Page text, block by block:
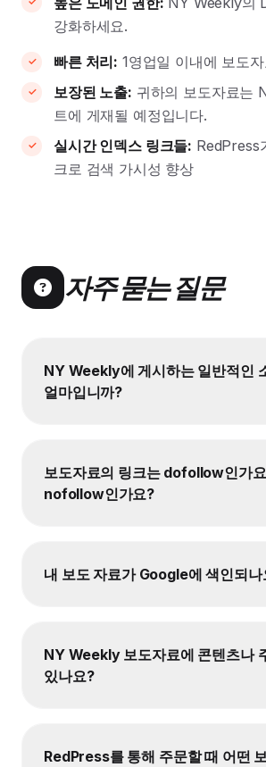
강화하세요.
빠른 처리: 1영업일 이내에 보도
보장된 노출: 귀하의 보도자료는
트에 게재될 예정입니다.
실시간 인덱스 링크들: RedPress
크로 검색 가시성 향상
자주 묻는 질문
NY Weekly에 게시하는 일반적인
얼마입니까?
보도자료의 링크는 dofollow인가
nofollow인가요?
내 보도 자료가 Google에 색인되나
NY Weekly 보도자료에 콘텐츠나
있나요?
RedPress를 통해 주문할 때 어떤